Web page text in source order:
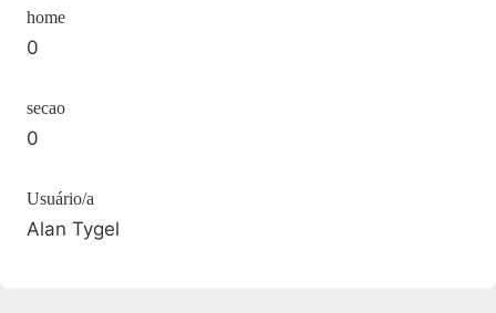
home
0
secao
0
Usuário/a
Alan Tygel